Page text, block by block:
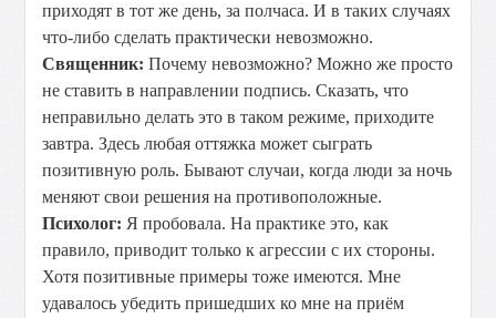
приходят в тот же день, за полчаса. И в таких случаях
что-либо сделать практически невозможно.
Священник: Почему невозможно? Можно же просто
не ставить в направлении подпись. Сказать, что
неправильно делать это в таком режиме, приходите
завтра. Здесь любая оттяжка может сыграть
позитивную роль. Бывают случаи, когда люди за ночь
меняют свои решения на противоположные.
Психолог: Я пробовала. На практике это, как
правило, приводит только к агрессии с их стороны.
Хотя позитивные примеры тоже имеются. Мне
удавалось убедить пришедших ко мне на приём